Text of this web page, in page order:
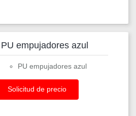
PU empujadores azul
PU empujadores azul
Solicitud de precio